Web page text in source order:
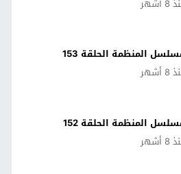
أشهر
المنظمة الحلقة 153
أشهر
المنظمة الحلقة 152
أشهر